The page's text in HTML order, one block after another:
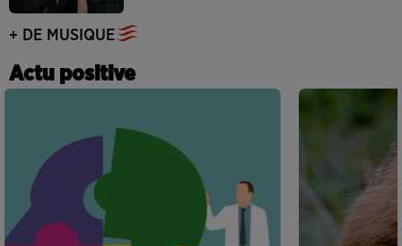
+ DE MUSIQUE
Actu positive